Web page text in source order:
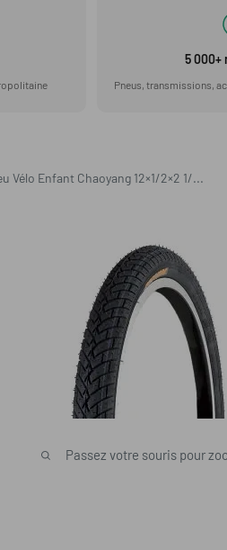
5 000+
Pneus, transmissions,
Vélo Enfant Chaoyang 12×1/2×2 1/...
Passez votre souris pour